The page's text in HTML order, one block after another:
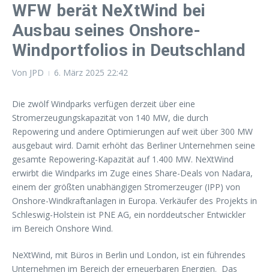
WFW berät NeXtWind bei
Ausbau seines Onshore-
Windportfolios in Deutschland
Von JPD 6. März 2025 22:42
Die zwölf Windparks verfügen derzeit über eine
Stromerzeugungskapazität von 140 MW, die durch
Repowering und andere Optimierungen auf weit über 300 MW
ausgebaut wird. Damit erhöht das Berliner Unternehmen seine
gesamte Repowering-Kapazität auf 1.400 MW. NeXtWind
erwirbt die Windparks im Zuge eines Share-Deals von Nadara,
einem der größten unabhängigen Stromerzeuger (IPP) von
Onshore-Windkraftanlagen in Europa. Verkäufer des Projekts in
Schleswig-Holstein ist PNE AG, ein norddeutscher Entwickler
im Bereich Onshore Wind.
NeXtWind, mit Büros in Berlin und London, ist ein führendes
Unternehmen im Bereich der erneuerbaren Energien. Das